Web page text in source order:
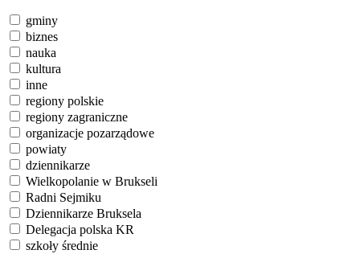
gminy
biznes
nauka
kultura
inne
regiony polskie
regiony zagraniczne
organizacje pozarządowe
powiaty
dziennikarze
Wielkopolanie w Brukseli
Radni Sejmiku
Dziennikarze Bruksela
Delegacja polska KR
szkoły średnie